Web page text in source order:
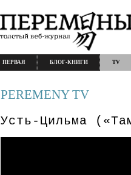
ПЕРВАЯ БЛОГ-КНИГИ TV
PEREMENY TV
Усть-Цильма